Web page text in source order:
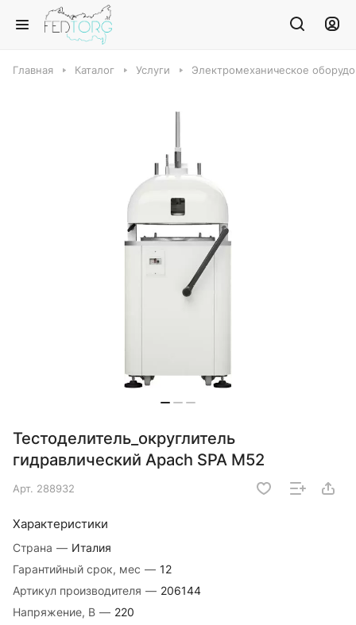
Главная Каталог Услуги Электромеханическое
Тестоделитель_округлитель
гидравлический Apach SPA M52
Арт. 288932
Характеристики
Страна — Италия
Гарантийный срок, мес — 12
Артикул производителя — 206144
Напряжение, В — 220